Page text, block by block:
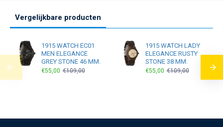
Vergelijkbare producten
1915 WATCH EC01
MEN ELEGANCE
GREY STONE 46 MM.
€55,00 €109,00
1915 WATCH LADY
ELEGANCE RUSTY
STONE 38 MM.
€55,00 €109,00